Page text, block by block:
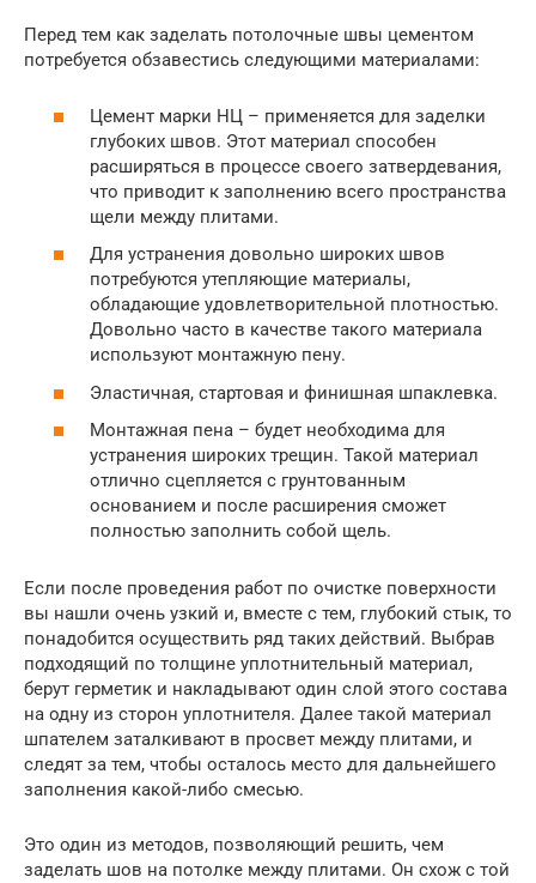
Перед тем как заделать потолочные швы цементом
потребуется обзавестись следующими материалами:
Цемент марки НЦ – применяется для заделки
глубоких швов. Этот материал способен
расширяться в процессе своего затвердевания,
что приводит к заполнению всего пространства
щели между плитами.
Для устранения довольно широких швов
потребуются утепляющие материалы,
обладающие удовлетворительной плотностью.
Довольно часто в качестве такого материала
используют монтажную пену.
Эластичная, стартовая и финишная шпаклевка.
Монтажная пена – будет необходима для
устранения широких трещин. Такой материал
отлично сцепляется с грунтованным
основанием и после расширения сможет
полностью заполнить собой щель.
Если после проведения работ по очистке поверхности
вы нашли очень узкий и, вместе с тем, глубокий стык, то
понадобится осуществить ряд таких действий. Выбрав
подходящий по толщине уплотнительный материал,
берут герметик и накладывают один слой этого состава
на одну из сторон уплотнителя. Далее такой материал
шпателем заталкивают в просвет между плитами, и
следят за тем, чтобы осталось место для дальнейшего
заполнения какой-либо смесью.
Это один из методов, позволяющий решить, чем
заделать шов на потолке между плитами. Он схож с той